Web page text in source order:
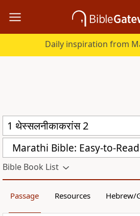
Daily inspiration from
Bible Book List
Passage Resources Hebrew/